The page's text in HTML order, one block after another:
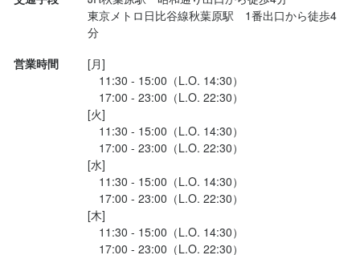
東京メトロ日比谷線秋葉原駅　1番出口から徒歩4
分
営業時間
[月]
11:30 - 15:00（L.O. 14:30）
17:00 - 23:00（L.O. 22:30）
[火]
11:30 - 15:00（L.O. 14:30）
17:00 - 23:00（L.O. 22:30）
[水]
11:30 - 15:00（L.O. 14:30）
17:00 - 23:00（L.O. 22:30）
[木]
11:30 - 15:00（L.O. 14:30）
17:00 - 23:00（L.O. 22:30）
最終更新日2024/06/20